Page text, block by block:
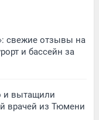
свежие отзывы на
и бассейн за
и вытащили
врачей из Тюмени